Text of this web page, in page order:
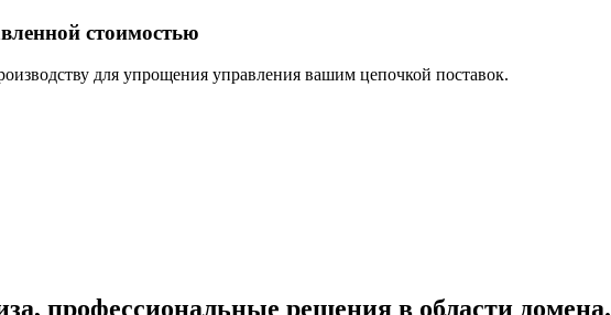
стоимостью
для упрощения управления вашим цепочкой поставок.
профессиональные решения в области домена.